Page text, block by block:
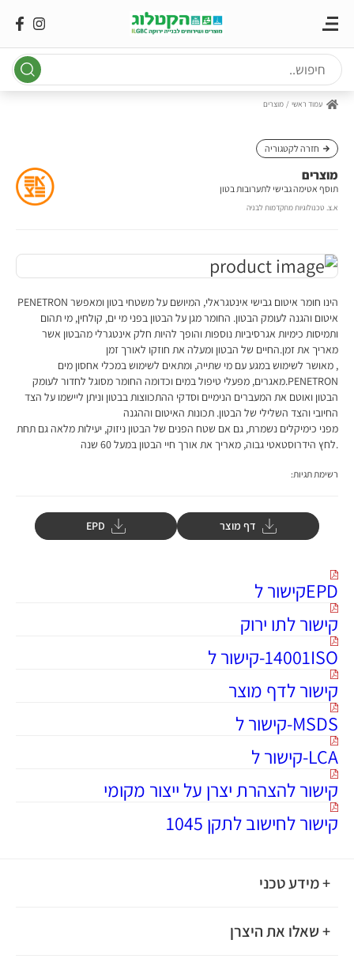
Skip
content
עמוד ראשי מוצרים
חזרה לקטגוריה
מוצרים
תוסף אטימה גבישי לתערובות בטון
א.צ. טכנולוגיות מתקדמות לבניה
EPDקישור ל
קישור לתו ירוק
14001ISO-קישור ל
קישור לדף מוצר
MSDS-קישור ל
LCA-קישור ל
קישור להצהרת יצרן על ייצור מקומי
קישור לחישוב לתקן 1045
הינו חומר איטום גבישי אינטגראלי, המיושם על משטחי בטון ומאפשר PENETRON
איטום והגנה לעומק הבטון. החומר מגן על הבטון בפני מי ים, קולחין, מי תהום
ותמיסות כימיות אגרסיביות נוספות והופך להיות חלק אינטגרלי מהבטון אשר
מאריך את זמן.החיים של הבטון ומעלה את חוזקו לאורך זמן
, מאושר לשימוש במגע עם מי שתייה, ומתאים לשימוש במכלי אחסון מים
PENETRON.מאגרים, מפעלי טיפול במים וכדומה החומר מסוגל לחדור לעומק
הבטון ואוטם את המעברים הנימיים וסדקי ההתכווצות בבטון וניתן ליישמו על הצד
החיובי והצד השלילי של הבטון. תכונות האיטום וההגנה
מפני כימיקלים נשמרת, גם אם שטח הפנים של הבטון ניזוק, יעילות מלאה גם תחת
.לחץ הידרוסטאטי גבוה, מאריך את אורך חיי הבטון במעל 60 שנה
רשימת תגיות:
דף מוצר EPD
+ מידע טכני
+ שאלו את היצרן